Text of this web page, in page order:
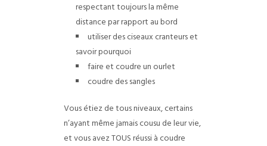
respectant toujours la même
distance par rapport au bord
utiliser des ciseaux cranteurs et
savoir pourquoi
faire et coudre un ourlet
coudre des sangles
Vous étiez de tous niveaux, certains
n’ayant même jamais cousu de leur vie,
et vous avez TOUS réussi à coudre